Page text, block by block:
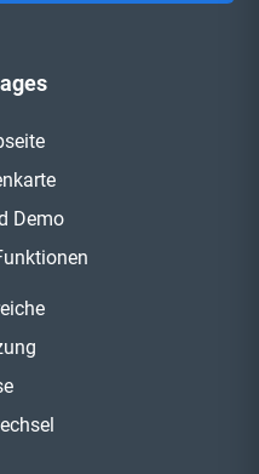
Demo